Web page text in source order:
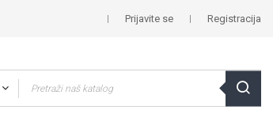
Prijavite se Registracija